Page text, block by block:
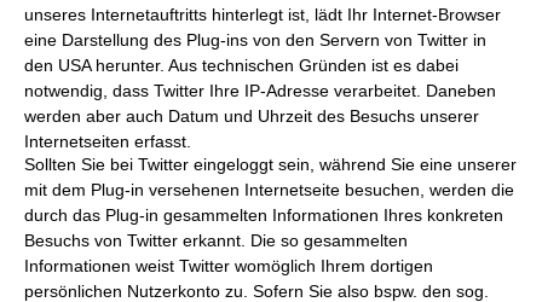
unseres Internetauftritts hinterlegt ist, lädt Ihr Internet-Browser
eine Darstellung des Plug-ins von den Servern von Twitter in
den USA herunter. Aus technischen Gründen ist es dabei
notwendig, dass Twitter Ihre IP-Adresse verarbeitet. Daneben
werden aber auch Datum und Uhrzeit des Besuchs unserer
Internetseiten erfasst.
Sollten Sie bei Twitter eingeloggt sein, während Sie eine unserer
mit dem Plug-in versehenen Internetseite besuchen, werden die
durch das Plug-in gesammelten Informationen Ihres konkreten
Besuchs von Twitter erkannt. Die so gesammelten
Informationen weist Twitter womöglich Ihrem dortigen
persönlichen Nutzerkonto zu. Sofern Sie also bspw. den sog.